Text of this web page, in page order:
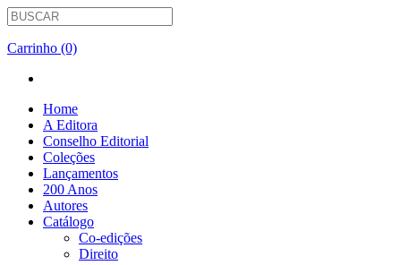
Carrinho (0)
Home
A Editora
Conselho Editorial
Coleções
Lançamentos
200 Anos
Autores
Catálogo
Co-edições
Direito